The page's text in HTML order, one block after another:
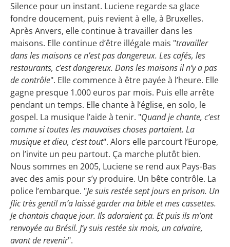
Silence pour un instant. Luciene regarde sa glace
fondre doucement, puis revient à elle, à Bruxelles.
Après Anvers, elle continue à travailler dans les
maisons. Elle continue d’être illégale mais "travailler
dans les maisons ce n’est pas dangereux. Les cafés, les
restaurants, c’est dangereux. Dans les maisons il n’y a pas
de contrôle". Elle commence à être payée à l’heure. Elle
gagne presque 1.000 euros par mois. Puis elle arrête
pendant un temps. Elle chante à l’église, en solo, le
gospel. La musique l’aide à tenir. "Quand je chante, c’est
comme si toutes les mauvaises choses partaient. La
musique et dieu, c’est tout". Alors elle parcourt l’Europe,
on l’invite un peu partout. Ça marche plutôt bien.
Nous sommes en 2005, Luciene se rend aux Pays-Bas
avec des amis pour s’y produire. Un bête contrôle. La
police l’embarque. "Je suis restée sept jours en prison. Un
flic très gentil m’a laissé garder ma bible et mes cassettes.
Je chantais chaque jour. Ils adoraient ça. Et puis ils m’ont
renvoyée au Brésil. J’y suis restée six mois, un calvaire,
avant de revenir".